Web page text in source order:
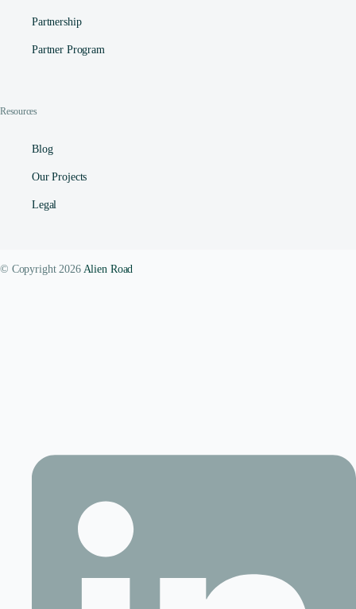
Partnership
Partner Program
Resources
Blog
Our Projects
Legal
© Copyright 2026 Alien Road